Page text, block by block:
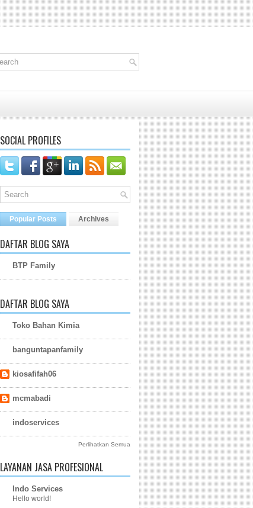
SOCIAL PROFILES
Popular Posts Archives
DAFTAR BLOG SAYA
BTP Family
DAFTAR BLOG SAYA
Toko Bahan Kimia
banguntapanfamily
kiosafifah06
mcmabadi
indoservices
Perlihatkan Semua
LAYANAN JASA PROFESIONAL
Indo Services
Hello world!